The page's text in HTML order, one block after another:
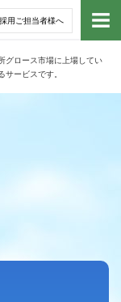
採用ご担当者様へ
グロース市場に上場してい
ービスです。
トッ
経